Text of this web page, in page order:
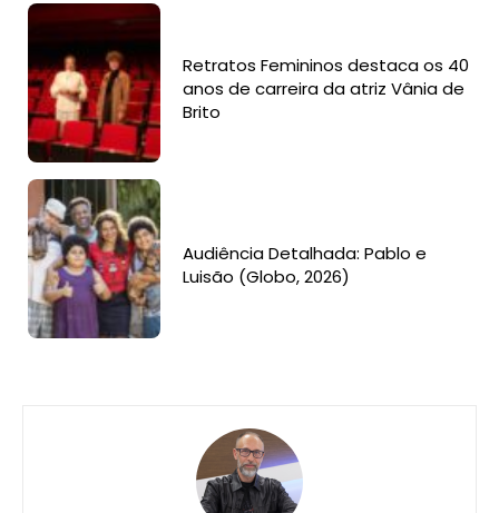
Retratos Femininos destaca os 40
anos de carreira da atriz Vânia de
Brito
Audiência Detalhada: Pablo e
Luisão (Globo, 2026)